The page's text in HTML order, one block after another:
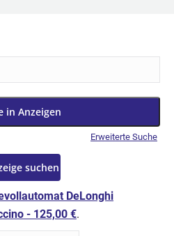
Erweiterte Suche
suchen
DeLonghi
- 125,00 €.